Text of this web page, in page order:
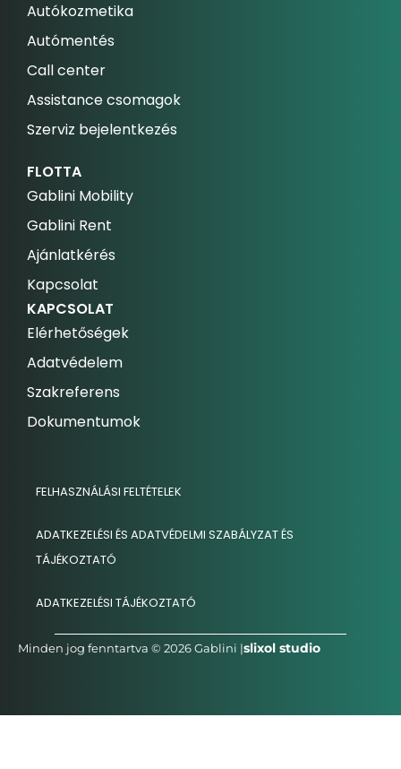
Autókozmetika
Autómentés
Call center
Assistance csomagok
Szerviz bejelentkezés
FLOTTA
Gablini Mobility
Gablini Rent
Ajánlatkérés
Kapcsolat
KAPCSOLAT
Elérhetőségek
Adatvédelem
Szakreferens
Dokumentumok
FELHASZNÁLÁSI FELTÉTELEK
ADATKEZELÉSI ÉS ADATVÉDELMI SZABÁLYZAT ÉS
TÁJÉKOZTATÓ
ADATKEZELÉSI TÁJÉKOZTATÓ
Minden jog fenntartva © 2026 Gablini |slixol studio